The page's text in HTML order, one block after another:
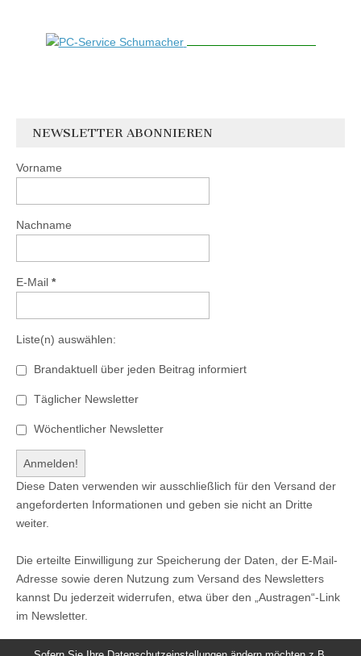
NEWSLETTER ABONNIEREN
Vorname
Nachname
E-Mail *
Liste(n) auswählen:
Brandaktuell über jeden Beitrag informiert
Täglicher Newsletter
Wöchentlicher Newsletter
Diese Daten verwenden wir ausschließlich für den Versand der
angeforderten Informationen und geben sie nicht an Dritte
weiter.
Die erteilte Einwilligung zur Speicherung der Daten, der E-Mail-
Adresse sowie deren Nutzung zum Versand des Newsletters
kannst Du jederzeit widerrufen, etwa über den „Austragen“-Link
im Newsletter.